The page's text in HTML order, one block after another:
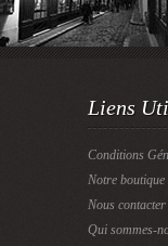
Liens
Conditions
Notre boutique
Nous contacter
Qui sommes-